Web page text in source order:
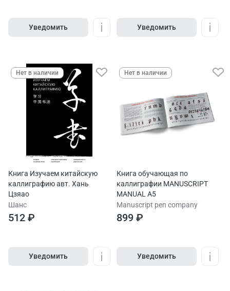
Уведомить Уведомить
Нет в наличии
Книга Изучаем китайскую
каллиграфию авт. Хань
Цзяао
Шанс
512 ₽
Уведомить
Нет в наличии
Книга обучающая по
каллиграфии MANUSCRIPT
MANUAL A5
Manuscript pen company
899 ₽
Уведомить